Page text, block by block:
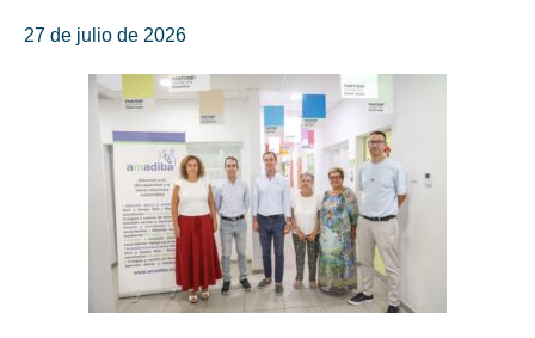
27 de julio de 2026